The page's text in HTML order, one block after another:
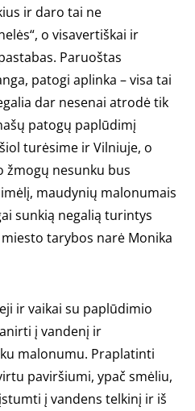
ir daro tai ne
o visavertiškai ir
Paruoštas
patogi aplinka – visa tai
dar nesenai atrodė tik
patogų paplūdimį
turėsime ir Vilniuje, o
žmogų nesunku bus
maudynių malonumais
sunkią negalią turintys
tarybos narė Monika
ir vaikai su paplūdimio
į vandenį ir
malonumu. Praplatinti
paviršiumi, ypač smėliu,
į vandens telkinį ir iš